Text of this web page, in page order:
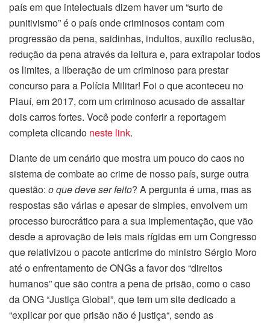
país em que intelectuais dizem haver um “surto de
punitivismo” é o país onde criminosos contam com
progressão da pena, saidinhas, indultos, auxílio reclusão,
redução da pena através da leitura e, para extrapolar todos
os limites, a liberação de um criminoso para prestar
concurso para a Polícia Militar! Foi o que aconteceu no
Piauí, em 2017, com um criminoso acusado de assaltar
dois carros fortes. Você pode conferir a reportagem
completa clicando neste link.
Diante de um cenário que mostra um pouco do caos no
sistema de combate ao crime de nosso país, surge outra
questão: o que deve ser feito? A pergunta é uma, mas as
respostas são várias e apesar de simples, envolvem um
processo burocrático para a sua implementação, que vão
desde a aprovação de leis mais rígidas em um Congresso
que relativizou o pacote anticrime do ministro Sérgio Moro
até o enfrentamento de ONGs a favor dos “direitos
humanos” que são contra a pena de prisão, como o caso
da ONG “Justiça Global”, que tem um site dedicado a
“explicar por que prisão não é justiça“, sendo as